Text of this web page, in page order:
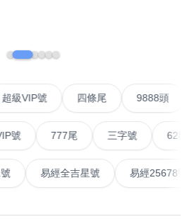
無7無8無9
清除全部分類
搜尋
超級VIP號 四條尾 9888
777尾 三字號 6288頭
精選風水號 易經全吉星號 易經